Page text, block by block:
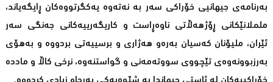
بەرنامەی جیهانیی خۆراكی سەر بە نەتەوە یەكگرتووەكان ڕایگەیاند،
ململانێكانی ڕۆژهەڵاتی ناوەڕاست و كاریگەرییەكانی جەنگی سەر
ئێران، ملیۆنان كەسیان بەرەو هەژاری و برسییەتی بردووە و بەهۆی
بەرزبوونەوەی تێچووی سووتەمەنی و گواستنەوە، نرخی كاڵا و ماددە